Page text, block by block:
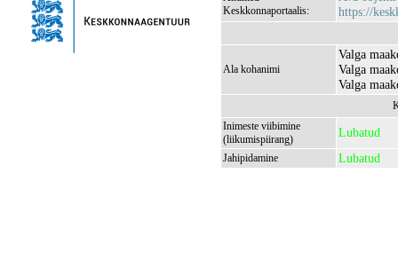
Keskkonnaportaalis:
https://
Ala kohanimi
Valga
Valga
Valga
Inimeste viibimine
(liikumispiirang)
Lubatud
Jahipidamine Lubatud